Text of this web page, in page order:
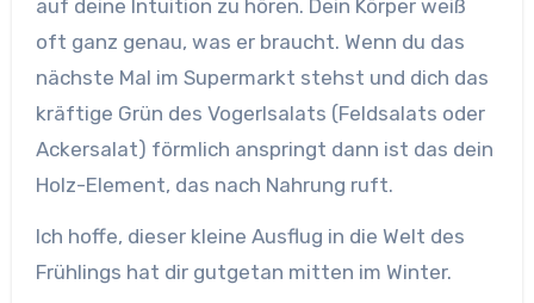
auf deine Intuition zu hören. Dein Körper weiß
oft ganz genau, was er braucht. Wenn du das
nächste Mal im Supermarkt stehst und dich das
kräftige Grün des Vogerlsalats (Feldsalats oder
Ackersalat) förmlich anspringt dann ist das dein
Holz-Element, das nach Nahrung ruft.
Ich hoffe, dieser kleine Ausflug in die Welt des
Frühlings hat dir gutgetan mitten im Winter.